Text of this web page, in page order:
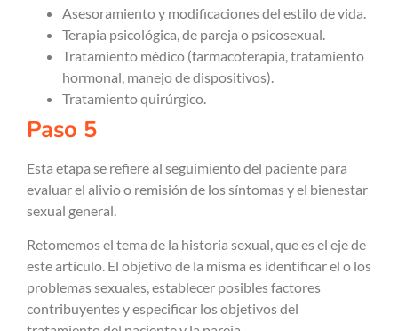
Asesoramiento y modificaciones del estilo de vida.
Terapia psicológica, de pareja o psicosexual.
Tratamiento médico (farmacoterapia, tratamiento
hormonal, manejo de dispositivos).
Tratamiento quirúrgico.
Paso 5
Esta etapa se refiere al seguimiento del paciente para
evaluar el alivio o remisión de los síntomas y el bienestar
sexual general.
Retomemos el tema de la historia sexual, que es el eje de
este artículo. El objetivo de la misma es identificar el o los
problemas sexuales, establecer posibles factores
contribuyentes y especificar los objetivos del